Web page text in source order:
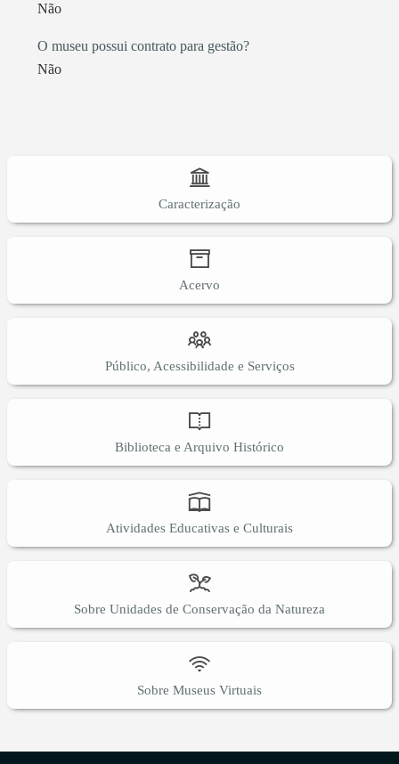
Não
O museu possui contrato para gestão?
Não
Caracterização
Acervo
Público, Acessibilidade e Serviços
Biblioteca e Arquivo Histórico
Atividades Educativas e Culturais
Sobre Unidades de Conservação da Natureza
Sobre Museus Virtuais